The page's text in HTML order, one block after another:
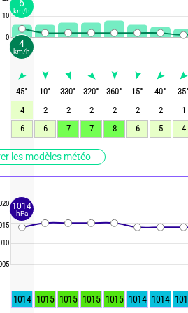
les modèles météo
10
0
45° 10° 330° 320° 360° 15° 40° 35
4
2 2 2 2 2 2
1
6
6 7 7 8 6 5 4
1014 1015 1015 1015 1015 1014 1014
4
km/h
6
km/h
1014
hPa